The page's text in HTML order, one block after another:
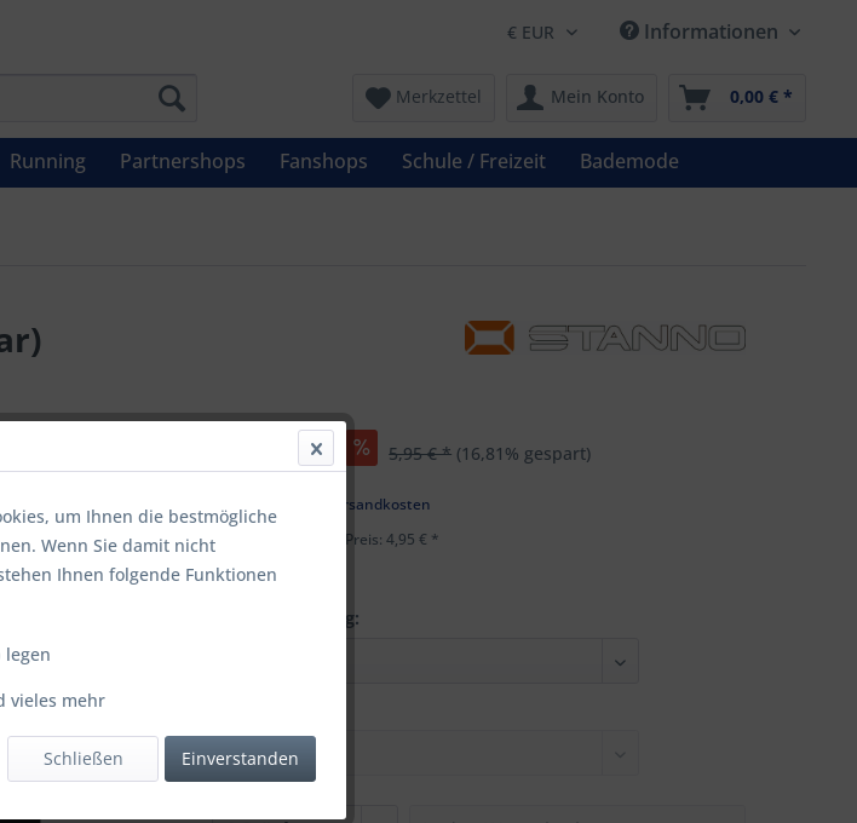
Informationen
Merkzettel Mein Konto 0,00 € *
Running Partnershops Fanshops Schule / Freizeit Bademode
4,95 € * 5,95 € * (16,81% gespart)
zzgl. Versandkosten
Letzter niedrigster Preis: 4,95 € *
Farbbezeichnung:
um Ihnen die bestmögliche
Wenn Sie damit nicht
Ihnen folgende Funktionen
vieles mehr
Einverstanden
Schließen